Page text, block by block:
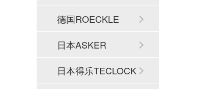
德国ROECKLE
日本ASKER
日本得乐TECLOCK